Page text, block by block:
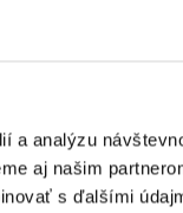
a analýzu
aj našim
s ďalšími